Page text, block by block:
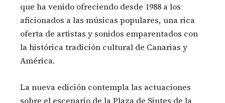
que ha venido ofreciendo desde 1988 a los
aficionados a las músicas populares, una rica
oferta de artistas y sonidos emparentados con
la histórica tradición cultural de Canarias y
América.
La nueva edición contempla las actuaciones
sobre el escenario de la Plaza de Sintes de la